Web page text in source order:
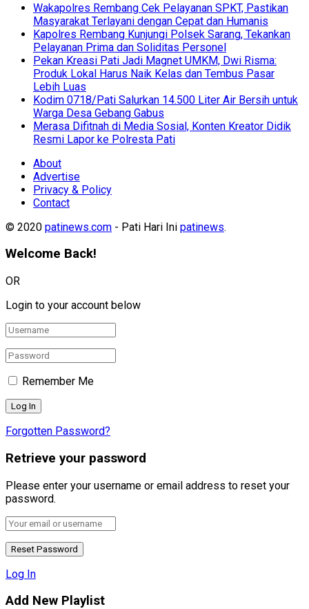
Wakapolres Rembang Cek Pelayanan SPKT, Pastikan
Masyarakat Terlayani dengan Cepat dan Humanis
Kapolres Rembang Kunjungi Polsek Sarang, Tekankan
Pelayanan Prima dan Soliditas Personel
Pekan Kreasi Pati Jadi Magnet UMKM, Dwi Risma:
Produk Lokal Harus Naik Kelas dan Tembus Pasar
Lebih Luas
Kodim 0718/Pati Salurkan 14.500 Liter Air Bersih untuk
Warga Desa Gebang Gabus
Merasa Difitnah di Media Sosial, Konten Kreator Didik
Resmi Lapor ke Polresta Pati
About
Advertise
Privacy & Policy
Contact
© 2020 patinews.com - Pati Hari Ini patinews.
Welcome Back!
OR
Login to your account below
Remember Me
Forgotten Password?
Retrieve your password
Please enter your username or email address to reset your
password.
Log In
Add New Playlist